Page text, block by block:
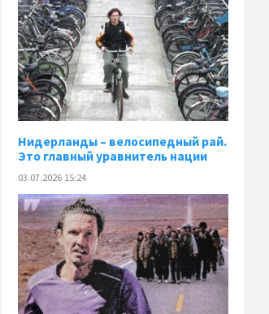
Нидерланды – велосипедный рай.
Это главный уравнитель нации
03.07.2026 15:24